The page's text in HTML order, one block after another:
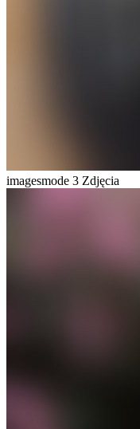
imagesmode 3 Zdjęcia